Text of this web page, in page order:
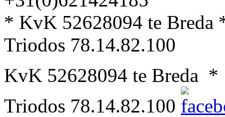
* KvK 52628094 te
Triodos 78.14.82.100
KvK 52628094 te Breda
Triodos 78.14.82.100